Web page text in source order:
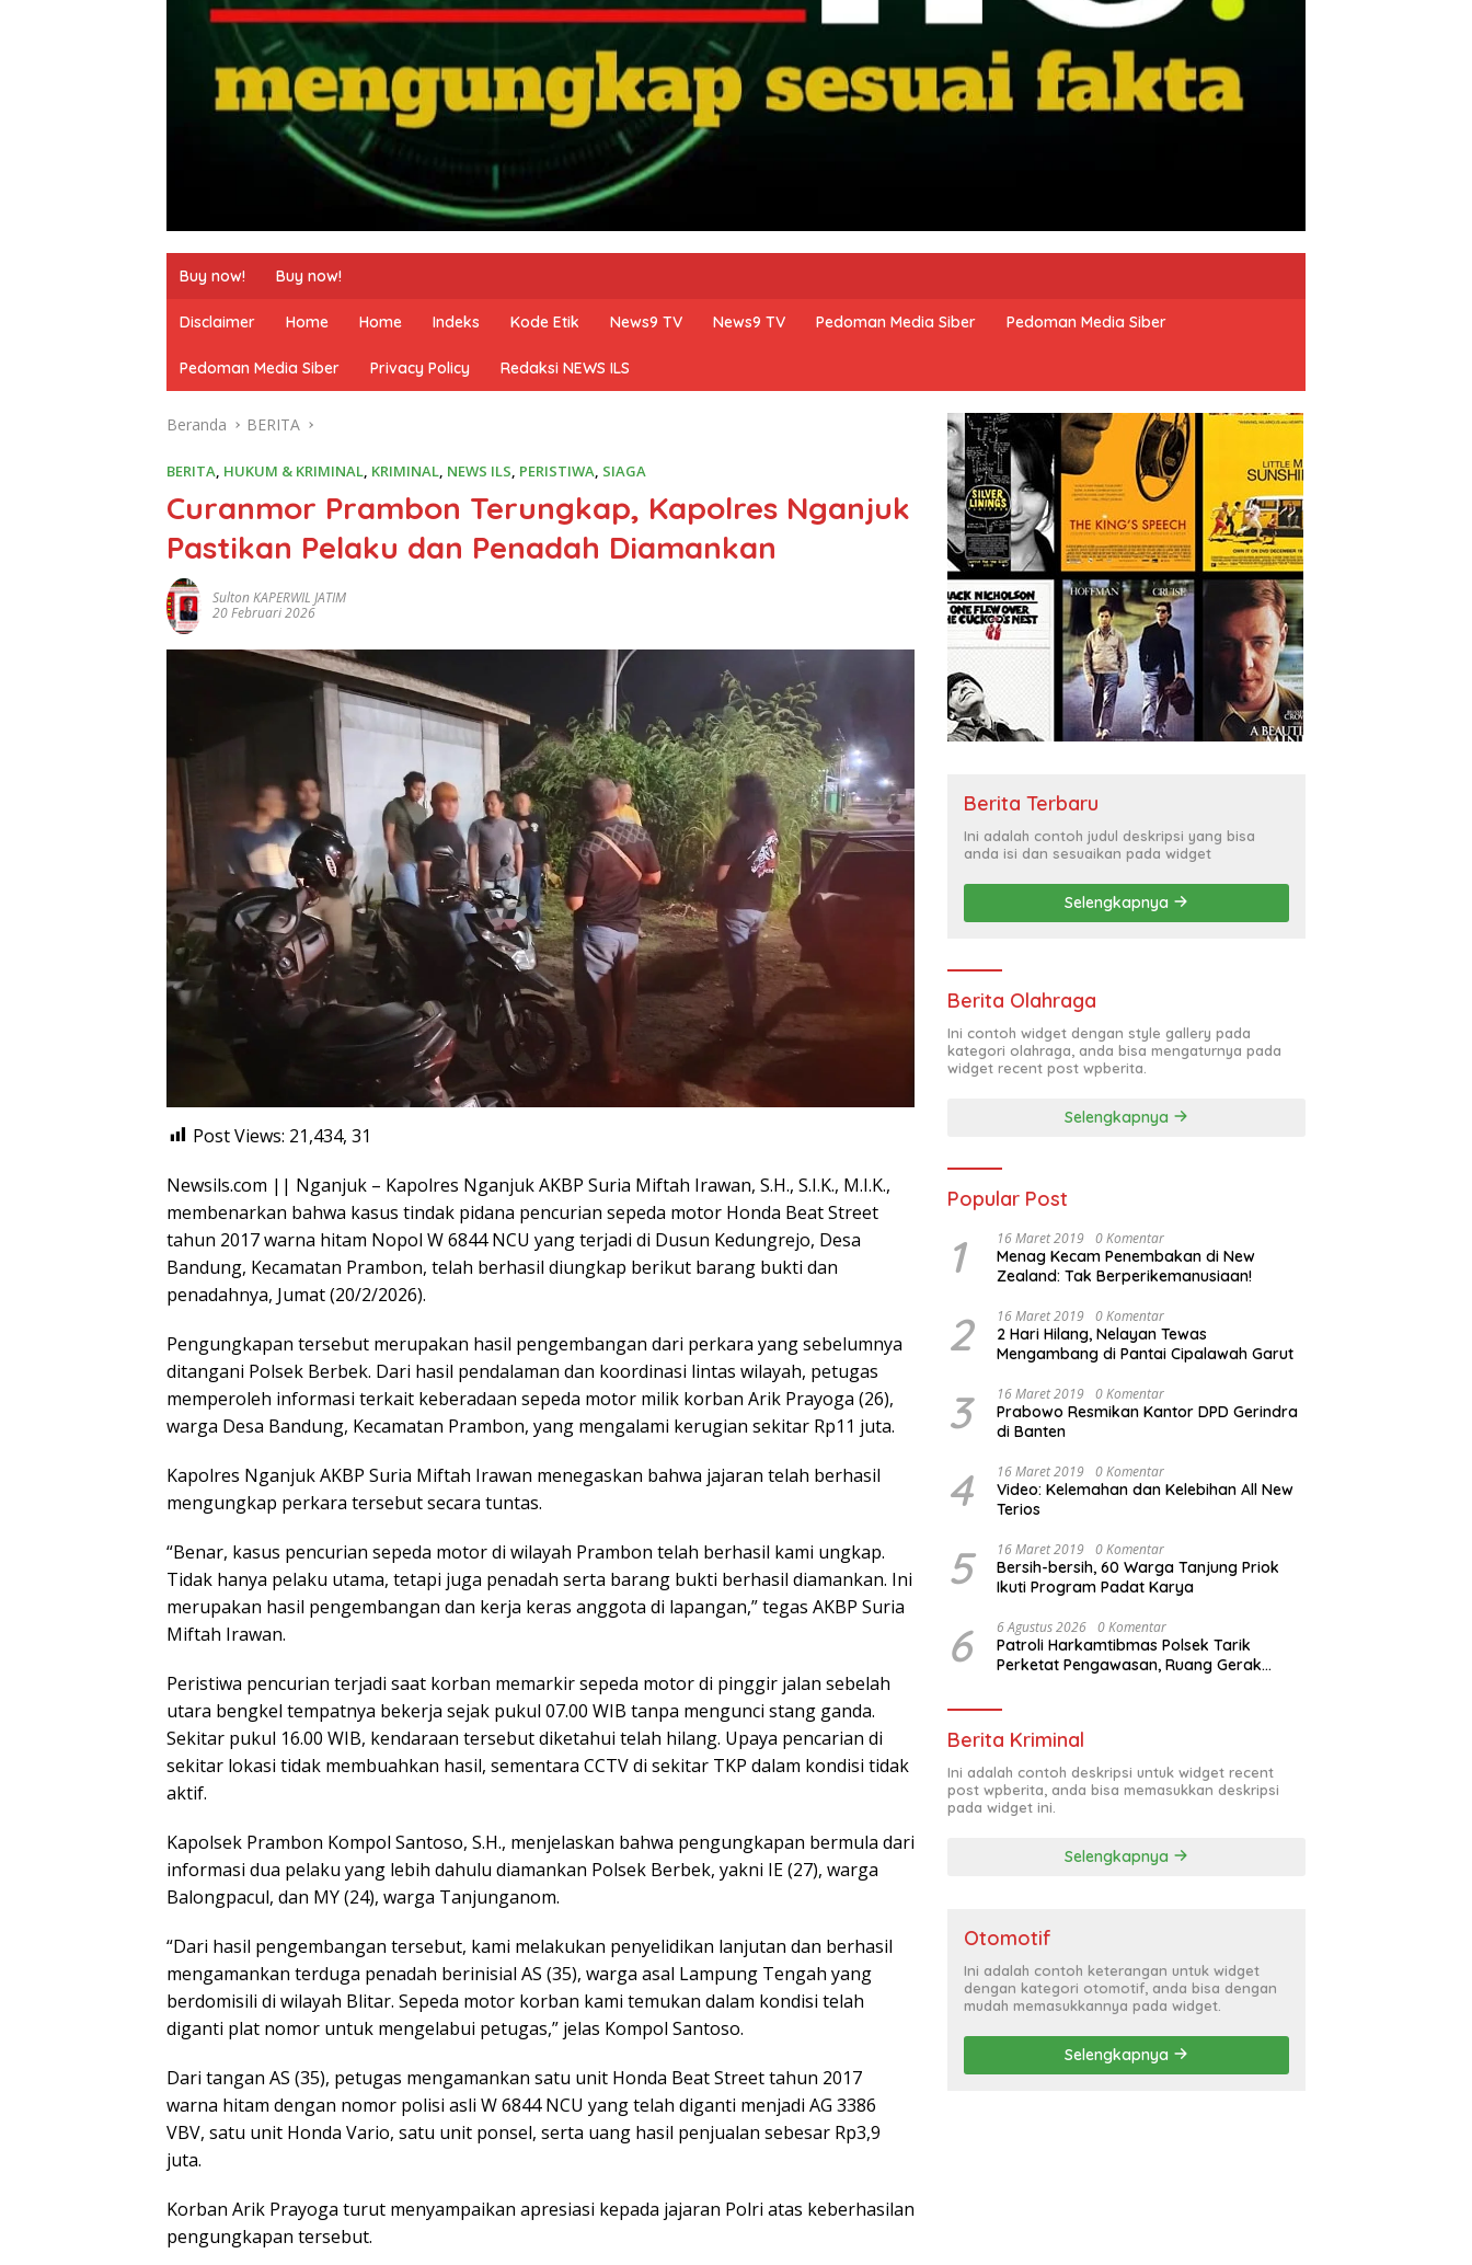
Buy now! Buy now!
Disclaimer Home Home Indeks Kode Etik News9 TV News9 TV Pedoman Media Siber Pedoman Media Siber
Pedoman Media Siber Privacy Policy Redaksi NEWS ILS
Beranda BERITA
BERITA HUKUM & KRIMINAL KRIMINAL NEWS ILS PERISTIWA SIAGA
Curanmor Prambon Terungkap, Kapolres Nganjuk
Pastikan Pelaku dan Penadah Diamankan
Sulton KAPERWIL JATIM
20 Februari 2026
Post Views: 21,434, 31
Newsils.com || Nganjuk – Kapolres Nganjuk AKBP Suria Miftah Irawan, S.H., S.I.K., M.I.K.,
membenarkan bahwa kasus tindak pidana pencurian sepeda motor Honda Beat Street
tahun 2017 warna hitam Nopol W 6844 NCU yang terjadi di Dusun Kedungrejo, Desa
Bandung, Kecamatan Prambon, telah berhasil diungkap berikut barang bukti dan
penadahnya, Jumat (20/2/2026).
Pengungkapan tersebut merupakan hasil pengembangan dari perkara yang sebelumnya
ditangani Polsek Berbek. Dari hasil pendalaman dan koordinasi lintas wilayah, petugas
memperoleh informasi terkait keberadaan sepeda motor milik korban Arik Prayoga (26),
warga Desa Bandung, Kecamatan Prambon, yang mengalami kerugian sekitar Rp11 juta.
Kapolres Nganjuk AKBP Suria Miftah Irawan menegaskan bahwa jajaran telah berhasil
mengungkap perkara tersebut secara tuntas.
“Benar, kasus pencurian sepeda motor di wilayah Prambon telah berhasil kami ungkap.
Tidak hanya pelaku utama, tetapi juga penadah serta barang bukti berhasil diamankan. Ini
merupakan hasil pengembangan dan kerja keras anggota di lapangan,” tegas AKBP Suria
Miftah Irawan.
Peristiwa pencurian terjadi saat korban memarkir sepeda motor di pinggir jalan sebelah
utara bengkel tempatnya bekerja sejak pukul 07.00 WIB tanpa mengunci stang ganda.
Sekitar pukul 16.00 WIB, kendaraan tersebut diketahui telah hilang. Upaya pencarian di
sekitar lokasi tidak membuahkan hasil, sementara CCTV di sekitar TKP dalam kondisi tidak
aktif.
Kapolsek Prambon Kompol Santoso, S.H., menjelaskan bahwa pengungkapan bermula dari
informasi dua pelaku yang lebih dahulu diamankan Polsek Berbek, yakni IE (27), warga
Balongpacul, dan MY (24), warga Tanjunganom.
“Dari hasil pengembangan tersebut, kami melakukan penyelidikan lanjutan dan berhasil
mengamankan terduga penadah berinisial AS (35), warga asal Lampung Tengah yang
berdomisili di wilayah Blitar. Sepeda motor korban kami temukan dalam kondisi telah
diganti plat nomor untuk mengelabui petugas,” jelas Kompol Santoso.
Dari tangan AS (35), petugas mengamankan satu unit Honda Beat Street tahun 2017
warna hitam dengan nomor polisi asli W 6844 NCU yang telah diganti menjadi AG 3386
VBV, satu unit Honda Vario, satu unit ponsel, serta uang hasil penjualan sebesar Rp3,9
juta.
Korban Arik Prayoga turut menyampaikan apresiasi kepada jajaran Polri atas keberhasilan
pengungkapan tersebut.
Berita Terbaru
Ini adalah contoh judul deskripsi yang bisa
anda isi dan sesuaikan pada widget
Selengkapnya
Berita Olahraga
Ini contoh widget dengan style gallery pada
kategori olahraga, anda bisa mengaturnya pada
widget recent post wpberita.
Selengkapnya
Popular Post
1 16 Maret 2019 0 Komentar
Menag Kecam Penembakan di New
Zealand: Tak Berperikemanusiaan!
2 16 Maret 2019 0 Komentar
2 Hari Hilang, Nelayan Tewas
Mengambang di Pantai Cipalawah Garut
3 16 Maret 2019 0 Komentar
Prabowo Resmikan Kantor DPD Gerindra
di Banten
4 16 Maret 2019 0 Komentar
Video: Kelemahan dan Kelebihan All New
Terios
5 16 Maret 2019 0 Komentar
Bersih-bersih, 60 Warga Tanjung Priok
Ikuti Program Padat Karya
6 6 Agustus 2026 0 Komentar
Patroli Harkamtibmas Polsek Tarik
Perketat Pengawasan, Ruang Gerak
Berita Kriminal
Ini adalah contoh deskripsi untuk widget recent
post wpberita, anda bisa memasukkan deskripsi
pada widget ini.
Selengkapnya
Otomotif
Ini adalah contoh keterangan untuk widget
dengan kategori otomotif, anda bisa dengan
mudah memasukkannya pada widget.
Selengkapnya